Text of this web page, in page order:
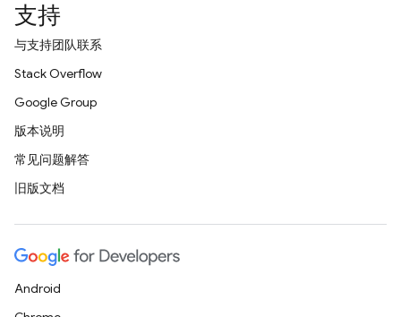
支持
与支持团队联系
Stack Overflow
Google Group
版本说明
常见问题解答
旧版文档
Android